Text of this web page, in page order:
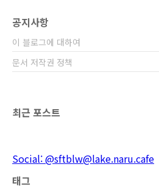
공지사항
이 블로그에 대하여
문서 저작권 정책
최근 포스트
Social: @sftblw@lake.naru.cafe
태그